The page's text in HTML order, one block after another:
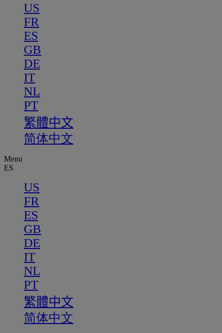
US
FR
ES
GB
DE
IT
NL
PT
繁體中文
简体中文
Menu
ES
US
FR
ES
GB
DE
IT
NL
PT
繁體中文
简体中文